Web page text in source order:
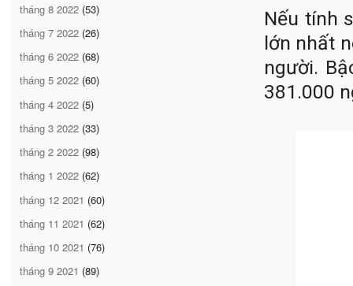
tháng 8 2022 (53)
tháng 7 2022 (26)
tháng 6 2022 (68)
tháng 5 2022 (60)
tháng 4 2022 (5)
tháng 3 2022 (33)
tháng 2 2022 (98)
tháng 1 2022 (62)
tháng 12 2021 (60)
tháng 11 2021 (62)
tháng 10 2021 (76)
tháng 9 2021 (89)
Nếu tính
lớn nhất
người.
381.000